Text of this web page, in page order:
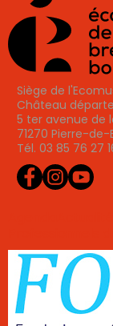
Siège de
Château
5 ter avenue de
71270 Pierre-de-
Tél. 03 85 76 27